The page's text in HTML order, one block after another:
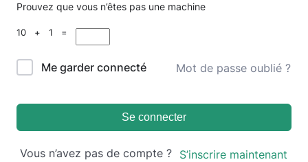
Prouvez que vous n’êtes pas une machine
10 + 1 =
Me garder connecté Mot de passe oublié ?
Se connecter
Vous n’avez pas de compte ? S’inscrire maintenant